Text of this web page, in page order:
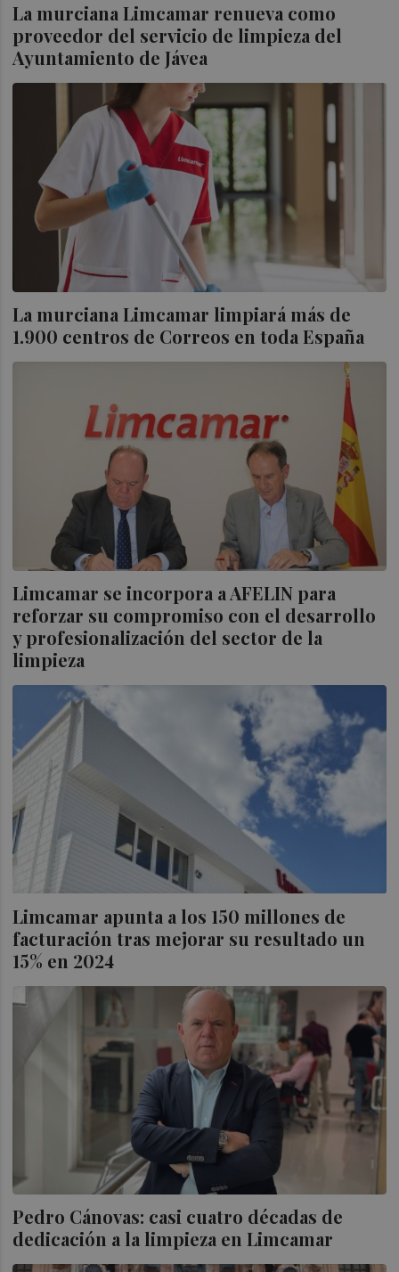
La murciana Limcamar renueva como
proveedor del servicio de limpieza del
Ayuntamiento de Jávea
La murciana Limcamar limpiará más de
1.900 centros de Correos en toda España
Limcamar se incorpora a AFELIN para
reforzar su compromiso con el desarrollo
y profesionalización del sector de la
limpieza
Limcamar apunta a los 150 millones de
facturación tras mejorar su resultado un
15% en 2024
Pedro Cánovas: casi cuatro décadas de
dedicación a la limpieza en Limcamar